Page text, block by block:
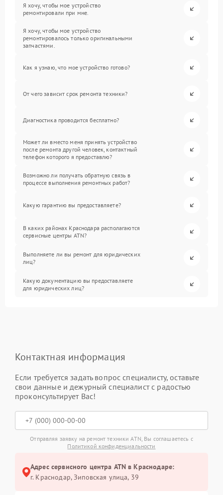
Я хочу, чтобы мое устройство
ремонтировали при мне.
Я хочу, чтобы мое устройство
ремонтировалось только оригинальными
запчастями.
Как я узнаю, что мое устройство готово?
От чего зависит срок ремонта техники?
Диагностика проводится бесплатно?
Может ли вместо меня принять устройство
после ремонта другой человек, контактный
телефон которого я предоставлю?
Возможно ли получать обратную связь в
процессе выполнения ремонтных работ?
Какую гарантию вы предоставляете?
В каких районах Краснодара располагаются
сервисные центры ATN?
Выполняете ли вы ремонт для юридических
лиц?
Какую документацию вы предоставляете
для юридических лиц?
Контактная информация
Если требуется задать вопрос специалисту, оставьте
свои данные и дежурный специалист с радостью
проконсультирует Вас!
Отправляя заявку на ремонт техники ATN, Вы соглашаетесь с
Политикой конфиденциальности
Адрес сервисного центра ATN в Краснодаре:
г. Краснодар, Зиповская улица, 39